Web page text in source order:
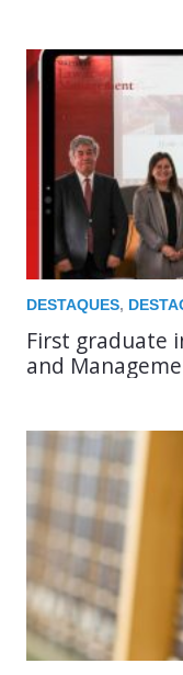
DESTAQUES,
First graduate
and